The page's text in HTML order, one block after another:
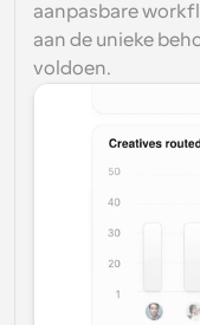
aanpasbare
aan de unieke
voldoen.